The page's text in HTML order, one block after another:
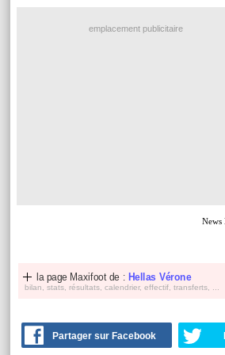
emplacement publicitaire
la page Maxifoot de : Hellas Vérone
bilan, stats, résultats, calendrier, effectif, transferts, ...
Partager sur Facebook